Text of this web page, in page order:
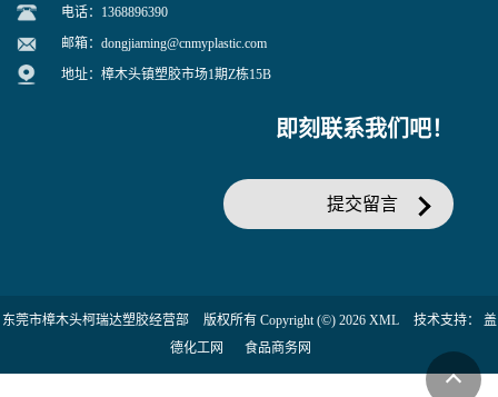
电话：1368896390
邮箱： dongjiaming@cnmyplastic.com
地址：樟木头镇塑胶市场1期Z栋15B
即刻联系我们吧！
提交留言
东莞市樟木头柯瑞达塑胶经营部 版权所有 Copyright (©) 2026 XML 技术支持： 盖
德化工网
食品商务网